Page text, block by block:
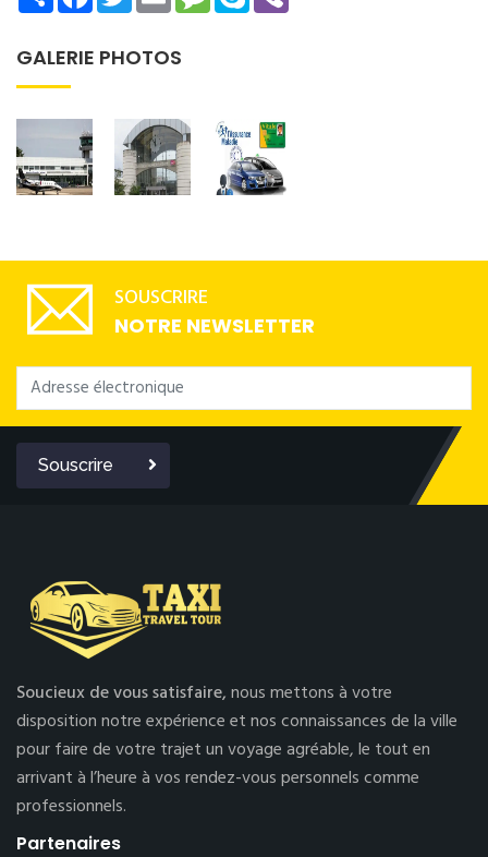
GALERIE PHOTOS
SOUSCRIRE
NOTRE NEWSLETTER
Souscrire
Soucieux de vous satisfaire,nous mettons à votre
disposition notre expérience et nos connaissances de la ville
pour faire de votre trajet un voyage agréable, le tout en
arrivant à l’heure à vos rendez-vous personnels comme
professionnels.
Partenaires